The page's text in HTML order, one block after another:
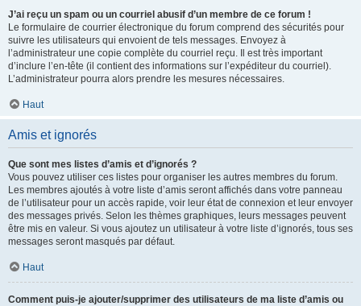
J’ai reçu un spam ou un courriel abusif d’un membre de ce forum !
Le formulaire de courrier électronique du forum comprend des sécurités pour
suivre les utilisateurs qui envoient de tels messages. Envoyez à
l’administrateur une copie complète du courriel reçu. Il est très important
d’inclure l’en-tête (il contient des informations sur l’expéditeur du courriel).
L’administrateur pourra alors prendre les mesures nécessaires.
Haut
Amis et ignorés
Que sont mes listes d’amis et d’ignorés ?
Vous pouvez utiliser ces listes pour organiser les autres membres du forum.
Les membres ajoutés à votre liste d’amis seront affichés dans votre panneau
de l’utilisateur pour un accès rapide, voir leur état de connexion et leur envoyer
des messages privés. Selon les thèmes graphiques, leurs messages peuvent
être mis en valeur. Si vous ajoutez un utilisateur à votre liste d’ignorés, tous ses
messages seront masqués par défaut.
Haut
Comment puis-je ajouter/supprimer des utilisateurs de ma liste d’amis ou